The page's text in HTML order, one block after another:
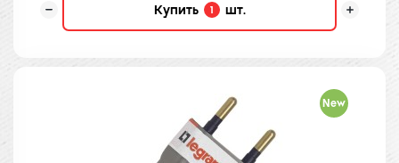
Купить 1 шт.
New